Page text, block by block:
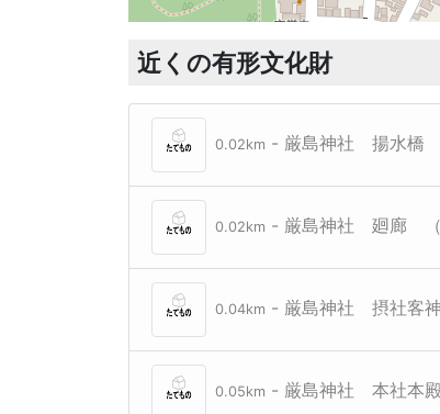
近くの有形文化財
0.02km - 厳島神社 揚水橋
0.02km - 厳島神社 廻廊 （
0.04km - 厳島神社 摂社客
0.05km - 厳島神社 本社本